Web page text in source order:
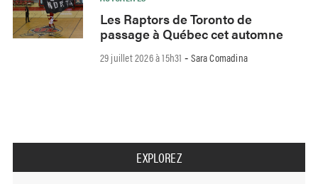
Les Raptors de Toronto de
passage à Québec cet automne
29 juillet 2026 à 15h31 -Sara Comadina
EXPLOREZ